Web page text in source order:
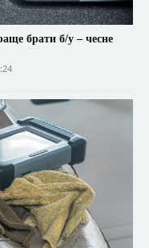
брати б/у – чесне